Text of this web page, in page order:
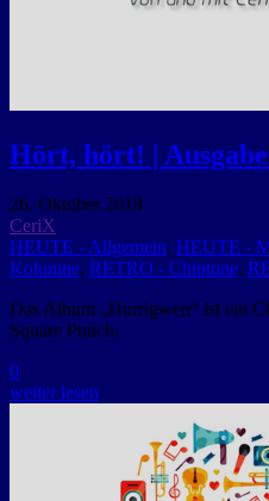
Hört, hört! |
26. Oktober 2018
CeriX
HEUTE - Allgemein, HEUTE -
Kolumne, RETRO - Chiptune,
Das Album „Hurrigwen“ ist ein
Square Punch.
0
weiter lesen